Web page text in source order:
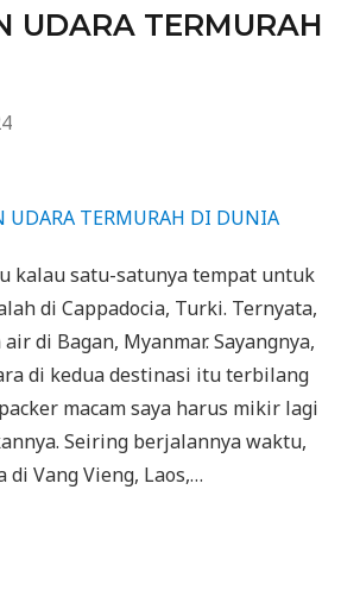
UDARA TERMURAH
kalau satu-satunya tempat untuk
di Cappadocia, Turki. Ternyata,
di Bagan, Myanmar. Sayangnya,
di kedua destinasi itu terbilang
macam saya harus mikir lagi
Seiring berjalannya waktu,
Vang Vieng, Laos,…